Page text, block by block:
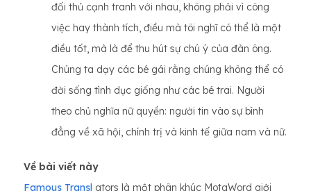
đối thủ cạnh tranh với nhau, không phải vì công
việc hay thành tích, điều mà tôi nghĩ có thể là một
điều tốt, mà là để thu hút sự chú ý của đàn ông.
Chúng ta dạy các bé gái rằng chúng không thể có
đời sống tình dục giống như các bé trai. Người
theo chủ nghĩa nữ quyền: người tin vào sự bình
đẳng về xã hội, chính trị và kinh tế giữa nam và nữ.
Về bài viết này
Famous Transl ators là một phân khúc MotaWord giới